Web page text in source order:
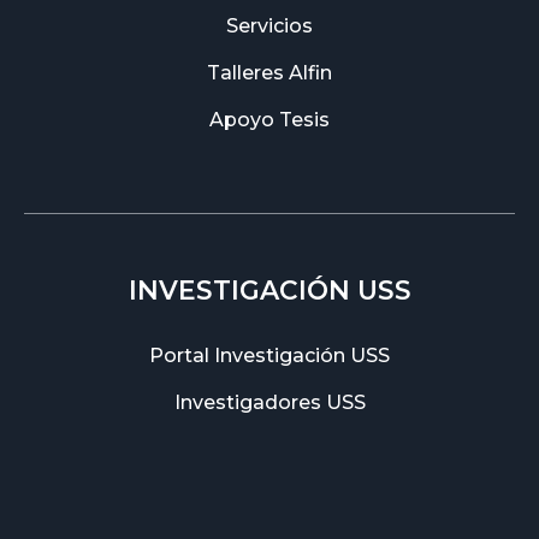
Servicios
Talleres Alfin
Apoyo Tesis
INVESTIGACIÓN USS
Portal Investigación USS
Investigadores USS